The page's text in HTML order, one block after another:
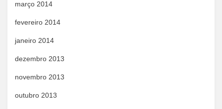
março 2014
fevereiro 2014
janeiro 2014
dezembro 2013
novembro 2013
outubro 2013